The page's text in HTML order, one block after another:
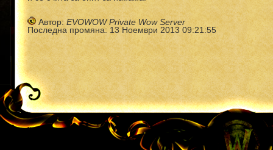
Автор:EVOWOW Private Wow Server
Последна промяна: 13 Ноември 2013 09:21:55